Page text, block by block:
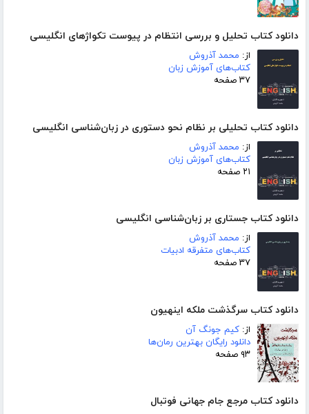
دانلود کتاب تحلیل و بررسی انتظام در پیوست تکواژهای انگلیسی
از: محمد آذروش
کتاب‌های آموزش زبان
۳۷ صفحه
دانلود کتاب تحلیلی بر نظام نحو دستوری در زبان‌شناسی انگلیسی
از: محمد آذروش
کتاب‌های آموزش زبان
۲۱ صفحه
دانلود کتاب جستاری بر زبان‌شناسی انگلیسی
از: محمد آذروش
کتاب‌های متفرقه ادبیات
۳۷ صفحه
دانلود کتاب سرگذشت ملکه اینهیون
از: کیم جونگ آن
دانلود رایگان بهترین رمان‌ها
۹۳ صفحه
دانلود کتاب مرجع جام جهانی فوتبال